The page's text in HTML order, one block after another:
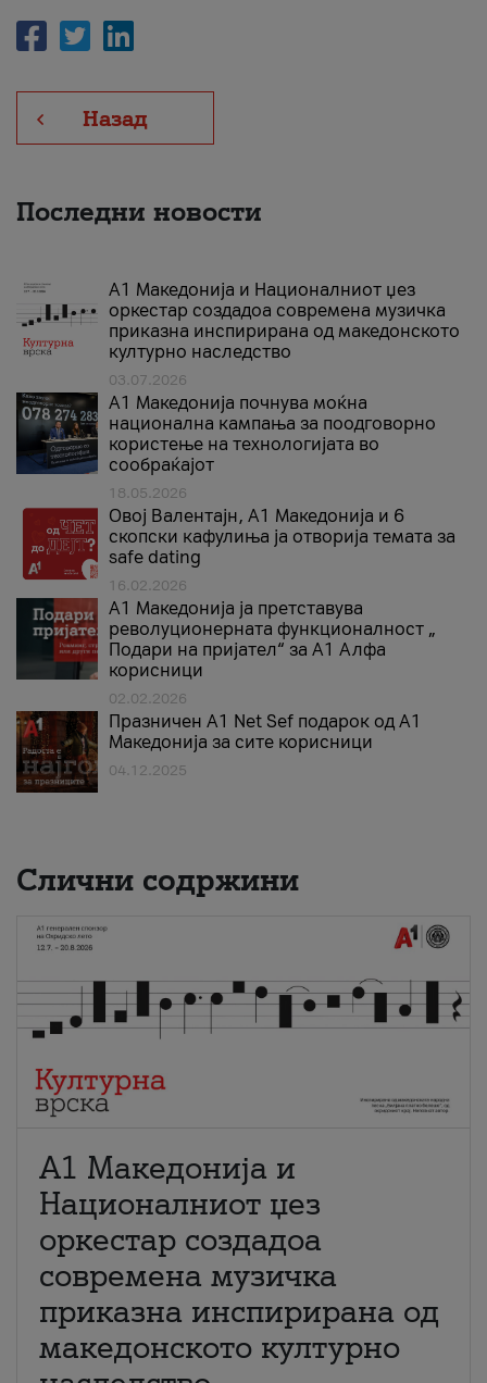
Назад
Последни новости
А1 Македонија и Националниот џез
оркестар создадоа современа музичка
приказна инспирирана од македонското
културно наследство
03.07.2026
A1 Македонија почнува моќна
национална кампања за поодговорно
користење на технологијата во
сообраќајот
18.05.2026
Овој Валентајн, A1 Македонија и 6
скопски кафулиња ја отворија темата за
safe dating
16.02.2026
А1 Македонија ја претставува
револуционерната функционалност „
Подари на пријател“ за А1 Алфа
корисници
02.02.2026
Празничен A1 Net Sеf подарок од А1
Македонија за сите корисници
04.12.2025
Слични содржини
А1 Македонија и
Националниот џез
оркестар создадоа
современа музичка
приказна инспирирана од
македонското културно